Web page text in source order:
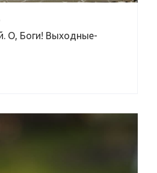
О, Боги! Выходные-